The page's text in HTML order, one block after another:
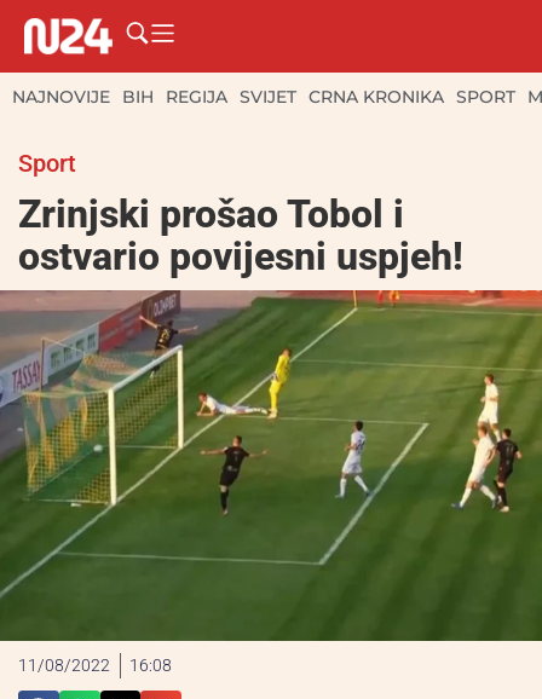
NAJNOVIJE BIH REGIJA SVIJET CRNA KRONIKA SPORT
Sport
Zrinjski prošao Tobol i
ostvario povijesni uspjeh!
11/08/2022 16:08